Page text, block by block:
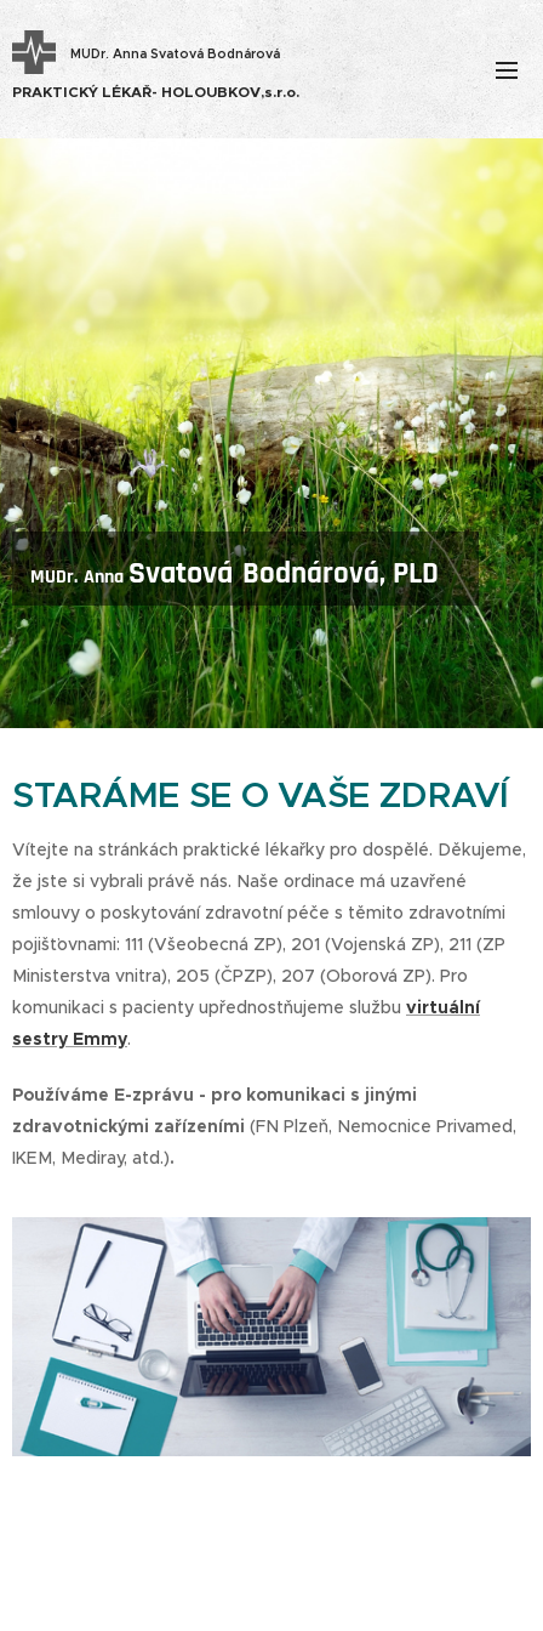
MUDr. Anna Svatová Bodnárová
PRAKTICKÝ LÉKAŘ- HOLOUBKOV,s.r.o.
MUDr. AnnaSvatová Bodnárová, PLD
STARÁME SE O VAŠE ZDRAVÍ
Vítejte na stránkách praktické lékařky pro dospělé. Děkujeme,
že jste si vybrali právě nás. Naše ordinace má uzavřené
smlouvy o poskytování zdravotní péče s těmito zdravotními
pojišťovnami: 111 (Všeobecná ZP), 201 (Vojenská ZP), 211 (ZP
Ministerstva vnitra), 205 (ČPZP), 207 (Oborová ZP). Pro
komunikaci s pacienty upřednostňujeme službu virtuální
sestry Emmy.
Používáme E-zprávu - pro komunikaci s jinými
zdravotnickými zařízeními (FN Plzeň, Nemocnice Privamed,
IKEM, Mediray, atd.).